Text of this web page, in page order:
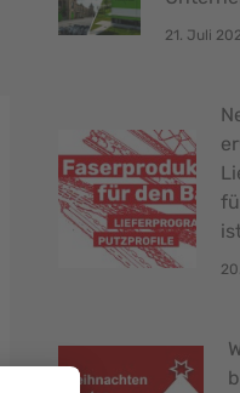
21. Juli